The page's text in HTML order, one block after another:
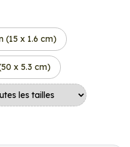
(15 x 1.6 cm)
x 5.3 cm)